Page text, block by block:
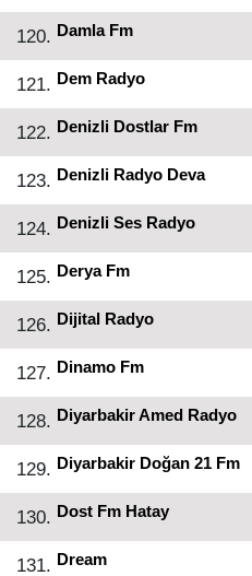
120. Damla Fm
121. Dem Radyo
122. Denizli Dostlar Fm
123. Denizli Radyo Deva
124. Denizli Ses Radyo
125. Derya Fm
126. Dijital Radyo
127. Dinamo Fm
128. Diyarbakir Amed Radyo
129. Diyarbakir Doğan 21 Fm
130. Dost Fm Hatay
131. Dream